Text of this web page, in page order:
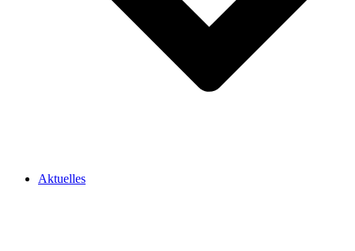
Aktuelles